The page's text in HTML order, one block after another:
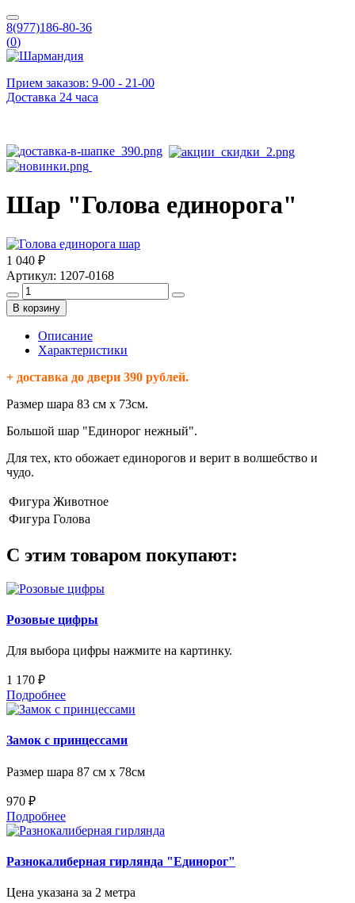
8(977)186-80-36
(0)
Прием заказов: 9-00 - 21-00
Доставка 24 часа
Шар "Голова единорога"
1 040 ₽
Артикул: 1207-0168
В корзину
Описание
Характеристики
+ доставка до двери 390 рублей.
Размер шара 83 см х 73см.
Большой шар "Единорог нежный".
Для тех, кто обожает единорогов и верит в волшебство и
чудо.
Фигура Животное
Фигура Голова
С этим товаром покупают:
Розовые цифры
Для выбора цифры нажмите на картинку.
1 170 ₽
Подробнее
Замок с принцессами
Размер шара 87 см х 78см
970 ₽
Подробнее
Разнокалиберная гирлянда "Единорог"
Цена указана за 2 метра